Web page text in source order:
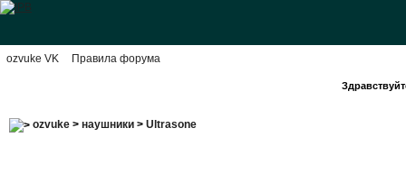
ozvuke VK Правила форума
ozvuke> наушники> Ultrasone